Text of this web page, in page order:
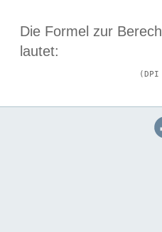
Die Formel zur
lautet: